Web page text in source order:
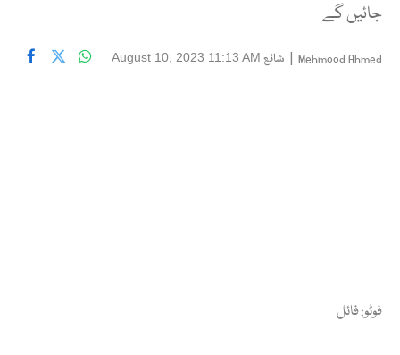
جائیں گے
Mehmood Ahmed
| شائع August 10, 2023 11:13 AM
فوٹو: فائل